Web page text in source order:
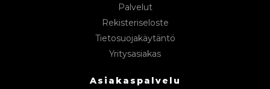
Palvelut
Rekisteriseloste
Tietosuojakäytäntö
Yritysasiakas
Asiakaspalvelu